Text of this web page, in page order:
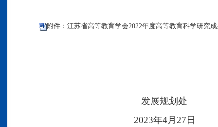
附件：江苏省高等教育学会2022年度高等教育科学研究
发展规划处
2023年4月 27 日